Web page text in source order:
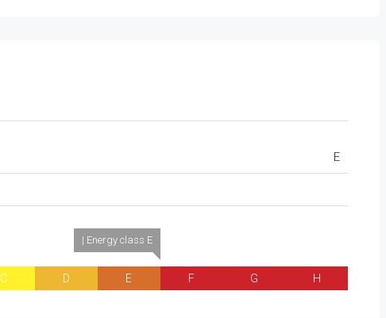
E
C D
| Energy class E
E F G H